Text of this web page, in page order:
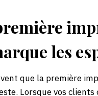
les
que la première
Lorsque vos